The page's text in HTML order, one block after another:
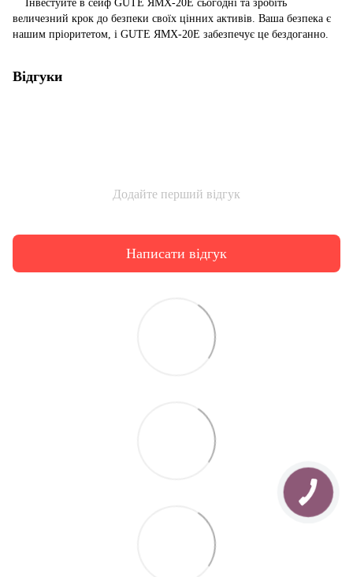
Інвестуйте в сейф GUTE ЯМХ-20Е сьогодні та зробіть
величезний крок до безпеки своїх цінних активів. Ваша безпека є
нашим пріоритетом, і GUTE ЯМХ-20Е забезпечує це бездоганно.
Відгуки
Додайте перший відгук
Написати відгук